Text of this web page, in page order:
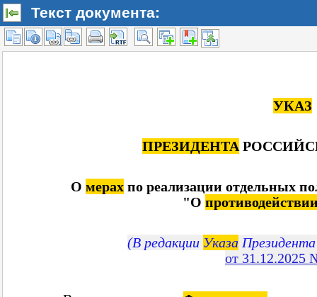
Текст документа: